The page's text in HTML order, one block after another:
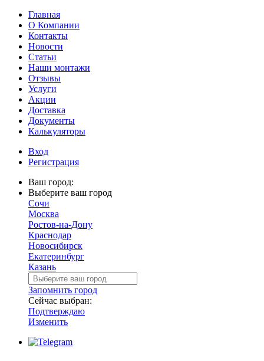
Главная
О Компании
Контакты
Новости
Статьи
Наши монтажи
Отзывы
Услуги
Акции
Доставка
Документы
Калькуляторы
Вход
Регистрация
Ваш город:
Выберите ваш город
Сочи
Москва
Ростов-на-Дону
Краснодар
Новосибирск
Екатеринбург
Казань
Запомнить город
Сейчас выбран:
Подтверждаю
Изменить